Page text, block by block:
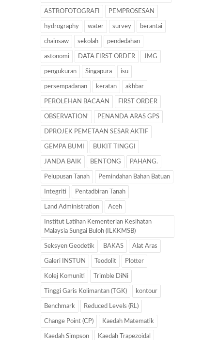
ASTROFOTOGRAFI PEMPROSESAN
hydrography water survey berantai
chainsaw sekolah pendedahan
astonomi DATA FIRST ORDER JMG
pengukuran Singapura isu
persempadanan keratan akhbar
PEROLEHAN BACAAN FIRST ORDER
OBSERVATION’ PENANDA ARAS GPS
DPROJEK PEMETAAN SESAR AKTIF
GEMPA BUMI BUKIT TINGGI
JANDA BAIK BENTONG PAHANG.
Pelupusan Tanah Pemindahan Bahan Batuan
Integriti Pentadbiran Tanah
Land Administration Aceh
Institut Latihan Kementerian Kesihatan
Malaysia Sungai Buloh (ILKKMSB)
Seksyen Geodetik BAKAS Alat Aras
Galeri INSTUN Teodolit Plotter
Kolej Komuniti Trimble DiNi
Tinggi Garis Kolimantan (TGK) kontour
Benchmark Reduced Levels (RL)
Change Point (CP) Kaedah Matematik
Kaedah Simpson Kaedah Trapezoidal